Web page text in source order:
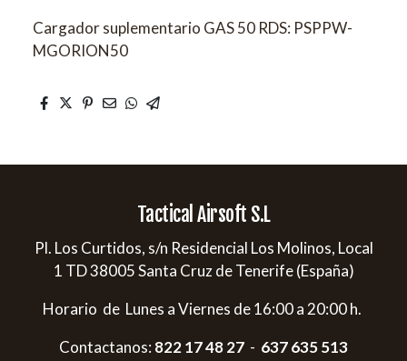
Cargador suplementario GAS 50 RDS: PSPPW-
MGORION50
Tactical Airsoft S.L
Pl. Los Curtidos, s/n Residencial Los Molinos, Local
1 TD 38005 Santa Cruz de Tenerife (España)
Horario de Lunes a Viernes de 16:00 a 20:00 h.
Contactanos: 822 17 48 27 - 637 635 513